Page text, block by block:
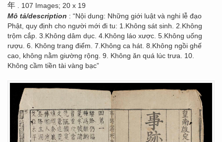
年 . 107 Images; 20 x 19
Mô tả/description : “Nội dung: Những giới luật và nghi lễ đạo
Phật, quy định cho người mới đi tu: 1.Không sát sinh. 2.Không
trộm cắp. 3.Không dâm dục. 4.Không láo xược. 5.Không uống
rượu. 6. Không trang điểm. 7.Không ca hát. 8.Không ngồi ghế
cao, không nằm giường rộng. 9. Không ăn quá lúc trưa. 10.
Không cầm tiền tài vàng bạc”